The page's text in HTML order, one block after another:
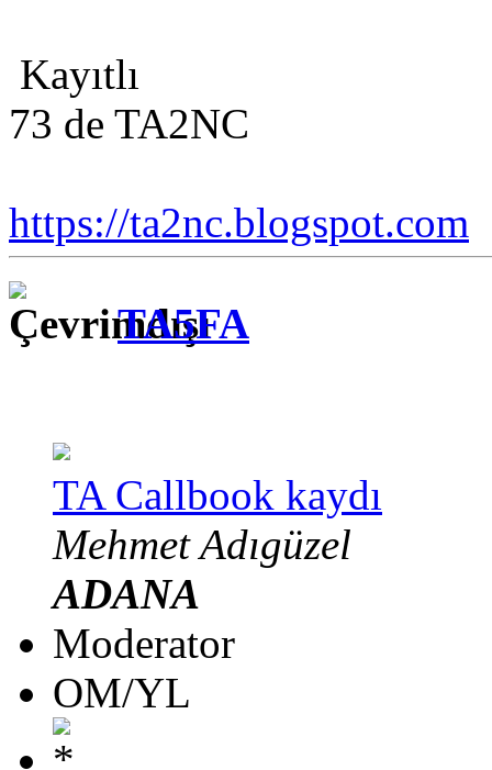
Kayıtlı
73 de TA2NC
https://ta2nc.blogspot.com
TA5FA
TA Callbook kaydı
Mehmet Adıgüzel
ADANA
Moderator
OM/YL